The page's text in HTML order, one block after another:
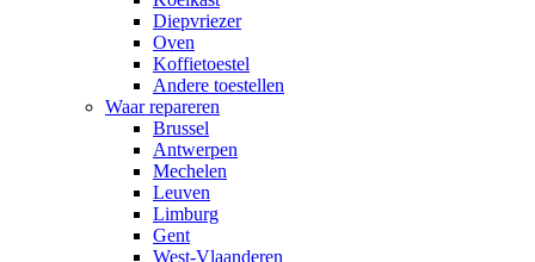
Diepvriezer
Oven
Koffietoestel
Andere toestellen
Waar repareren
Brussel
Antwerpen
Mechelen
Leuven
Limburg
Gent
West-Vlaanderen